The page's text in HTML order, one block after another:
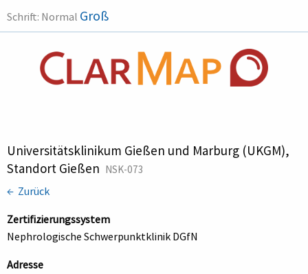
Schrift: Normal Groß
Universitätsklinikum Gießen und Marburg (UKGM),
Standort Gießen NSK-073
← Zurück
Zertifizierungssystem
Nephrologische Schwerpunktklinik DGfN
Adresse